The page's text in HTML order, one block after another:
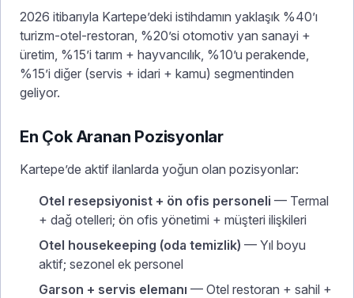
2026 itibarıyla Kartepe’deki istihdamın yaklaşık %40’ı
turizm-otel-restoran, %20’si otomotiv yan sanayi +
üretim, %15’i tarım + hayvancılık, %10’u perakende,
%15’i diğer (servis + idari + kamu) segmentinden
geliyor.
En Çok Aranan Pozisyonlar
Kartepe’de aktif ilanlarda yoğun olan pozisyonlar:
Otel resepsiyonist + ön ofis personeli — Termal
+ dağ otelleri; ön ofis yönetimi + müşteri ilişkileri
Otel housekeeping (oda temizlik) — Yıl boyu
aktif; sezonel ek personel
Garson + servis elemanı — Otel restoran + sahil +